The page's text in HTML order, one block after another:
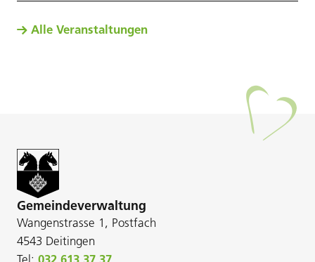
Alle Veranstaltungen
Gemeindeverwaltung
Wangenstrasse 1, Postfach
4543 Deitingen
Tel: 032 613 37 37